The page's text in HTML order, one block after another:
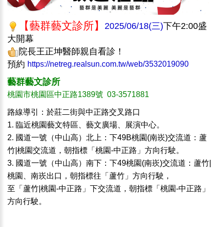
【藝群藝文診所】 2025/06/18(三)下午2:00盛
大開幕
院長王正坤醫師親自看診！
預約 https://netreg.realsun.com.tw/web/3532019090
藝群藝文診所
桃園市桃園區中正路1389號 03-3571881
路線導引：於莊二街與中正路交叉路口
1. 臨近桃園藝文特區、藝文廣場、展演中心。
2. 國道一號（中山高）北上：下49B桃園(南崁)交流道：蘆
竹|桃園交流道，朝指標「桃園-中正路」方向行駛。
3. 國道一號（中山高）南下：下49桃園(南崁)交流道：蘆竹|
桃園、南崁出口，朝指標往「蘆竹」方向行駛，
至「蘆竹|桃園-中正路」下交流道，朝指標「桃園-中正路」
方向行駛。